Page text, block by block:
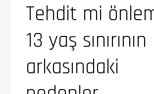
Tehdit mi
13 yaş sınırının
arkasındaki